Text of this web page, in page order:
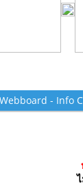
- Info